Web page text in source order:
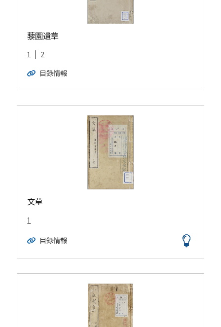
藜園遺草
1 2
目録情報
文草
1
目録情報